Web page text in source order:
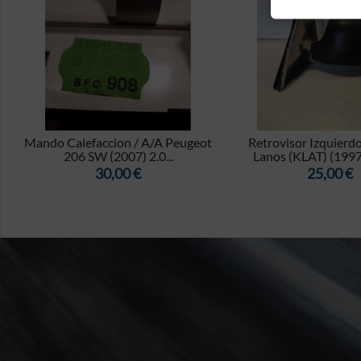
Mando Calefaccion / A/A Peugeot
206 SW (2007) 2.0...
Precio
30,00 €

Retrovisor
Lanos (KLAT)
Precio
25,00 €
